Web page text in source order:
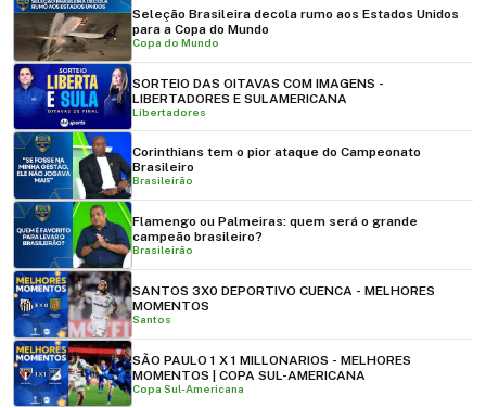
Seleção Brasileira decola rumo aos Estados Unidos
para a Copa do Mundo
Copa do Mundo
SORTEIO DAS OITAVAS COM IMAGENS -
LIBERTADORES E SULAMERICANA
Libertadores
Corinthians tem o pior ataque do Campeonato
Brasileiro
Brasileirão
Flamengo ou Palmeiras: quem será o grande
campeão brasileiro?
Brasileirão
SANTOS 3X0 DEPORTIVO CUENCA - MELHORES
MOMENTOS
Santos
SÃO PAULO 1 X 1 MILLONARIOS - MELHORES
MOMENTOS | COPA SUL-AMERICANA
Copa Sul-Americana